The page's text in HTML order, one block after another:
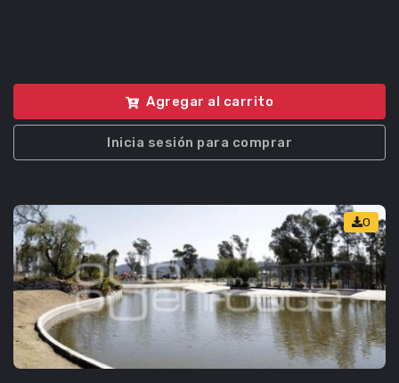
Agregar al carrito
Inicia sesión para comprar
0